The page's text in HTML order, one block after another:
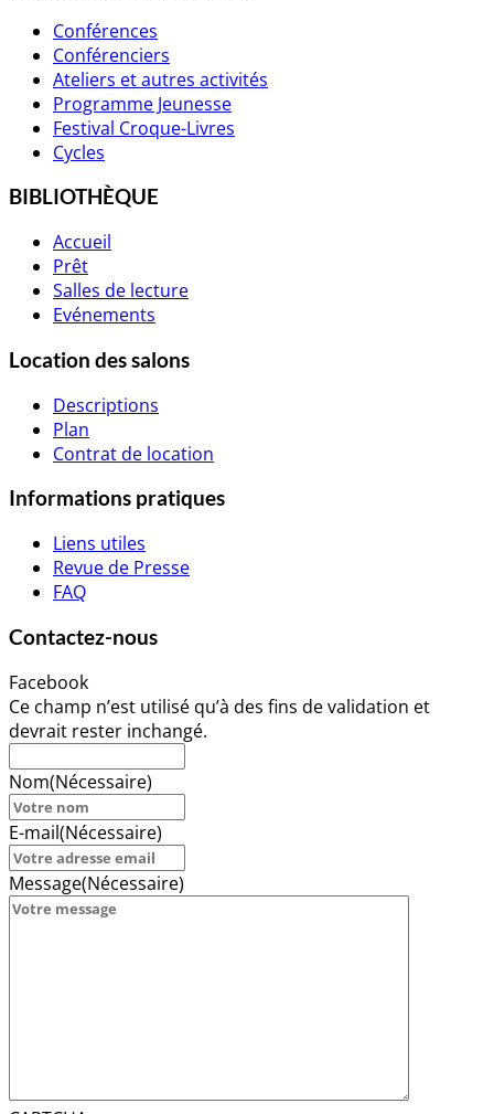
Conférences
Conférenciers
Ateliers et autres activités
Programme Jeunesse
Festival Croque-Livres
Cycles
BIBLIOTHÈQUE
Accueil
Prêt
Salles de lecture
Evénements
Location des salons
Descriptions
Plan
Contrat de location
Informations pratiques
Liens utiles
Revue de Presse
FAQ
Contactez-nous
Facebook
Ce champ n’est utilisé qu’à des fins de validation et
devrait rester inchangé.
Nom(Nécessaire)
E-mail(Nécessaire)
Message(Nécessaire)